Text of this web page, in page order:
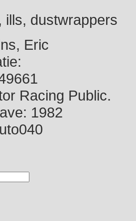
ills, dustwrappers
Eric
Racing Public.
1982